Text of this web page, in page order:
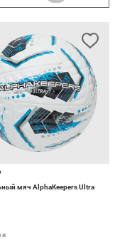
мяч AlphaKeepers Ultra